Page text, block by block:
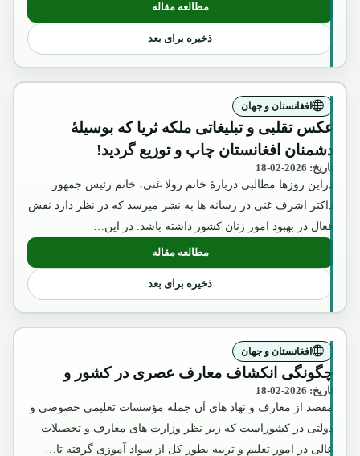
مطالعه مقاله: نگاهی به رویدادهای تاریخی:
ذخیره برای بعد
افغانستان و جهان
عکس تقلبی و تبلیغاتی ملکه ثریا که بوسیلۀ
دشمنان افغانستان چاپ و توزیع گردید!
تاریخ: 2026-02-18
دراین روزها مطالبی دربارۀ خانم رولا غنی، خانم رئیس جمهور
داکتر اشرف غنی در رسانه ها به نشر میرسد که در نظر دارد نقش
فعال در بهبود امور زنان کشور داشته باشد. در این…
مطالعه مقاله: عکس تقلبی و تبلیغاتی ملکه ثریا که
ذخیره برای بعد
افغانستان و جهان
چگونگی انکشاف معارف عصری در کشور و
تاریخ: 2026-02-18
مقصد از معارف و نهاد های آن جمله مؤسسات تعلیمی خصوصی و
دولتی در کشوراست که زیر نظر وزارت های معارف و تحصیلات
عالی در امور تعلیم و تربیه بطور کل از سواد آموزی گرفته تا…